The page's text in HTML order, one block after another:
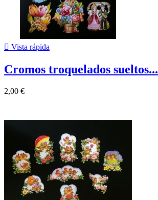
 Vista rápida
Cromos troquelados sueltos...
2,00 €